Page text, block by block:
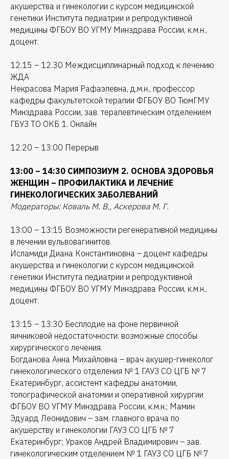
акушерства и гинекологии с курсом медицинской
генетики Института педиатрии и репродуктивной
медицины ФГБОУ ВО УГМУ Минздрава России, к.м.н.,
доцент.
12.15 – 12.30 Междисциплинарный подход к лечению
ЖДА
Некрасова Мария Рафаэлевна, д.м.н., профессор
кафедры факультетской терапии ФГБОУ ВО ТюмГМУ
Минздрава России, зав. терапевтическим отделением
ГБУЗ ТО ОКБ 1. Онлайн
12:20 – 13:00 Перерыв
13:00 – 14:30 СИМПОЗИУМ 2. ОСНОВА ЗДОРОВЬЯ
ЖЕНЩИН – ПРОФИЛАКТИКА И ЛЕЧЕНИЕ
ГИНЕКОЛОГИЧЕСКИХ ЗАБОЛЕВАНИЙ
Модераторы: Коваль М. В., Аскерова М. Г.
13:00 – 13:15 Возможности регенеративной медицины
в лечении вульвовагинитов.
Исламиди Диана Константиновна – доцент кафедры
акушерства и гинекологии с курсом медицинской
генетики Института педиатрии и репродуктивной
медицины ФГБОУ ВО УГМУ Минздрава России, к.м.н.,
доцент.
13:15 – 13:30 Бесплодие на фоне первичной
яичниковой недостаточности: возможные способы
хирургического лечения.
Богданова Анна Михайловна – врач акушер-гинеколог
гинекологического отделения № 1 ГАУЗ СО ЦГБ № 7
Екатеринбург, ассистент кафедры анатомии,
топографической анатомии и оперативной хирургии
ФГБОУ ВО УГМУ Минздрава России, к.м.н.; Мамин
Эдуард Леонидович – зам. главного врача по
акушерству и гинекологии ГАУЗ СО ЦГБ № 7
Екатеринбург; Ураков Андрей Владимирович – зав.
гинекологическим отделением № 1 ГАУЗ СО ЦГБ № 7